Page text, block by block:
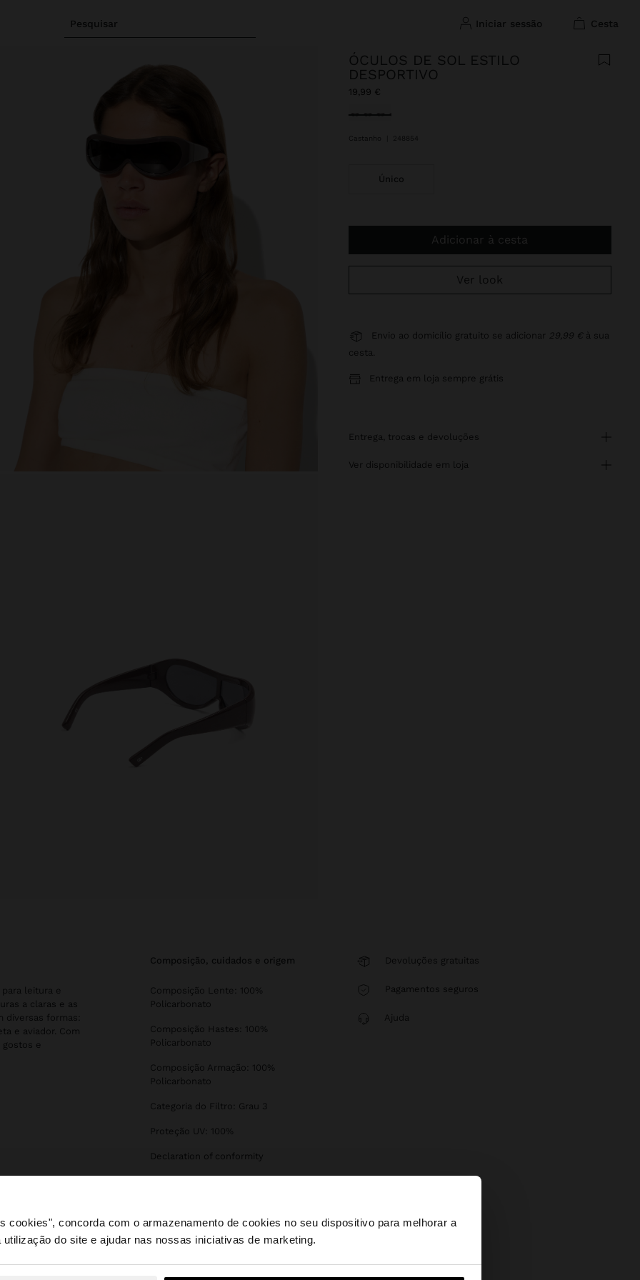
cookies", concorda com o armazenamento de cookies no seu dispositivo para melhorar a
do site e ajudar nas nossas iniciativas de marketing.
Pesquisar iniciar sessão cesta
a partir de Portugal. Deseja navegar no nosso site United States?
ÓCULOS DE SOL ESTILO
DESPORTIVO
19,99 €
Selecionado
Castanho 248854
Único
Adicionar à cesta
Ver look
Envio ao domicílio gratuito se adicionar 29,99 € à sua
cesta.
Entrega em loja sempre grátis
entrega, trocas e devoluções
ver disponibilidade em loja
leitura e
a claras e as
diversas formas:
e aviador. Com
e
composição, cuidados e origem
Composição Lente: 100%
Policarbonato
Composição Hastes: 100%
Policarbonato
Composição Armação: 100%
Policarbonato
Categoria do Filtro: Grau 3
Proteção UV: 100%
Declaration of conformity
Devoluções gratuitas
Pagamentos seguros
Ajuda